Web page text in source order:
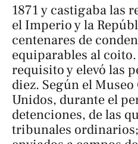
1871 y castigaba las
el Imperio y la
centenares de
equiparables al
requisito y elevó las
diez. Según el
Unidos, durante el
detenciones, de las
tribunales